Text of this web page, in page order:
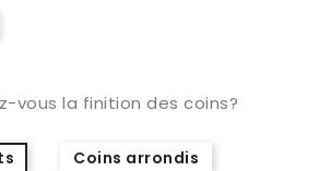
vous la finition des coins?
Coins arrondis